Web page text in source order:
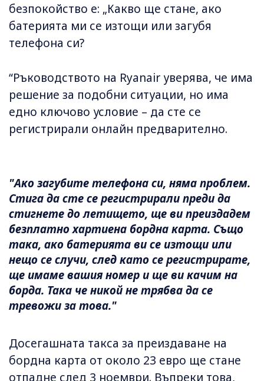
безпокойство е: „Какво ще стане, ако
батерията ми се изтощи или загубя
телефона си?
“Ръководството на Ryanair уверява, че има
решение за подобни ситуации, но има
едно ключово условие – да сте се
регистрирали онлайн предварително.
"Ако загубите телефона си, няма проблем.
Стига да сте се регистрирали преди да
стигнете до летището, ще ви преиздадем
безплатно хартиена бордна карта. Също
така, ако батерията ви се изтощи или
нещо се случи, след като се регистрирате,
ще имаме вашия номер и ще ви качим на
борда. Така че никой не трябва да се
тревожи за това."
Досегашната такса за преиздаване на
бордна карта от около 23 евро ще стане
отпадне след 3 ноември. Въпреки това,